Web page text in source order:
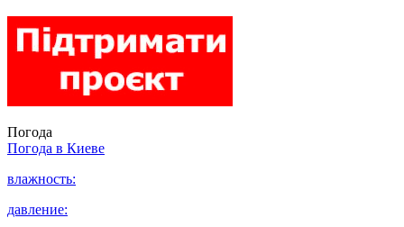
Погода
Погода в Киеве
влажность:
давление: